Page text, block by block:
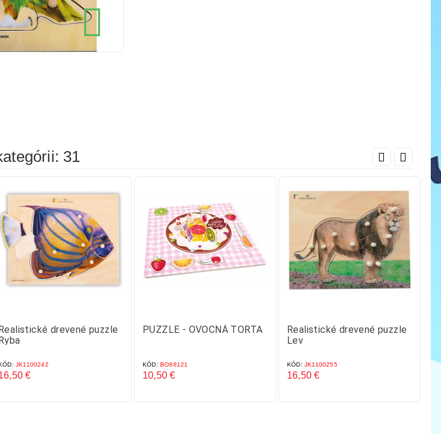
Pridať do košíka 
31
drevené puzzle
JK1100242
€
PUZZLE - OVOCNÁ TORTA
KÓD: BO88121
10,50 €
Realistické drevené puzzle
Lev
KÓD: JK1100255
16,50 €